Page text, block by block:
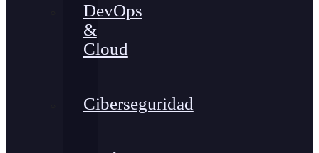
DevOps
&
Cloud
Ciberseguridad